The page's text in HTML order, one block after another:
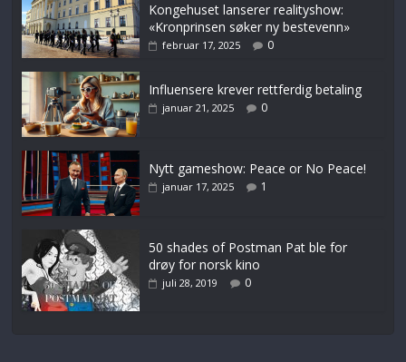
Kongehuset lanserer realityshow:
«Kronprinsen søker ny bestevenn»
februar 17, 2025 0
Influensere krever rettferdig betaling
januar 21, 2025 0
Nytt gameshow: Peace or No Peace!
januar 17, 2025 1
50 shades of Postman Pat ble for
drøy for norsk kino
juli 28, 2019 0